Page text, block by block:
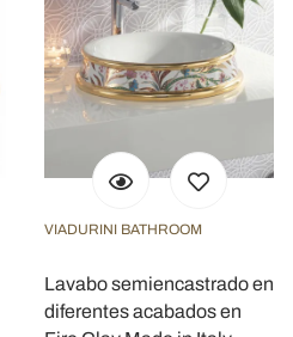
VIADURINI BATHROOM
Lavabo semiencastrado en
diferentes acabados en